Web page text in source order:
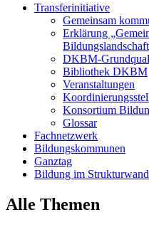
Transferinitiative
Gemeinsam
Erklärung
DKBM-
Bibliothek DKBM
Veranstaltungen
Konsortium
Glossar
Fachnetzwerk
Bildungskommunen
Ganztag
Bildung im
Alle Themen